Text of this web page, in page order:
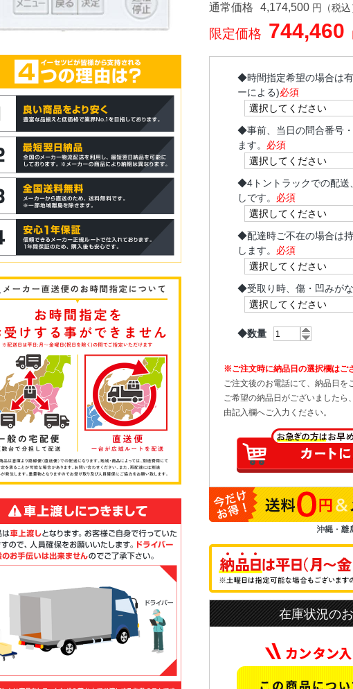
通常価格 4,174,500 円（税込
限定価格 744,460
◆時間指定希望の場合は
ーによる)必須
◆事前、当日の問合番号
ます。 必須
◆4トントラックでの配
しです。 必須
◆配達時ご不在の場合は
します。 必須
◆受取り時、傷・凹みが
◆数量
※ご注文時に納品日の選択欄はご
ご注文後のお電話にて、納品日を
ご希望の納品日がございましたら
由記入欄へご入力ください。
在庫状況の